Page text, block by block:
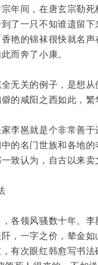
年间，在唐玄宗勒死
了一只不知谁遗留
艳的锦袜很快就名
而奔了小康。
无关的例子，是想
的咸阳之西如此，
李邕就是个非常善
的名门世族和各地
致认为，自古以来卖
各领风骚数十年。
，一字之价，辇金
有次眼红韩愈写书